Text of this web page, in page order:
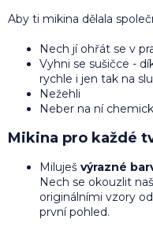
Aby ti mikina dělala
Nech jí ohřát se v
Vyhni se sušičce -
rychle i jen tak na
Nežehli
Neber na ní
Mikina pro každé
Miluješ výrazné
Nech se okouzlit
originálními vzory
první pohled.